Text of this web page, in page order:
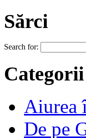
Sărci
Search for:
Categorii
Aiurea
De pe